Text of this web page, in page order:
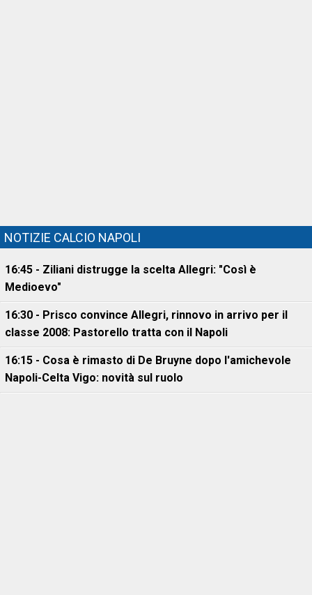
NOTIZIE CALCIO NAPOLI
16:45 - Ziliani distrugge la scelta Allegri: "Così è
Medioevo"
16:30 - Prisco convince Allegri, rinnovo in arrivo per il
classe 2008: Pastorello tratta con il Napoli
16:15 - Cosa è rimasto di De Bruyne dopo l'amichevole
Napoli-Celta Vigo: novità sul ruolo